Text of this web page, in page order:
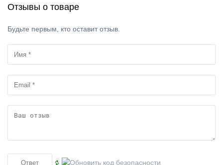
Отзывы о товаре
Будьте первым, кто оставит отзыв.